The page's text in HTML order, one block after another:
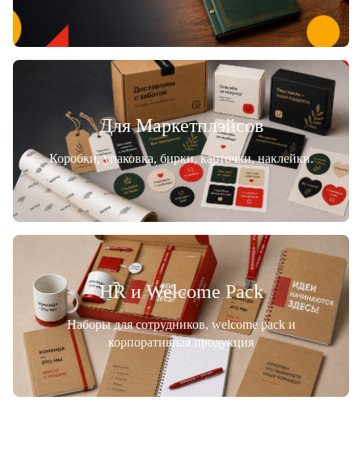
Для Маркетплэйсов
Коробки, упаковка, бирки, карточки, наклейки.
HR и Welcome Pack
Наборы для сотрудников, welcome pack и
корпоративная продукция